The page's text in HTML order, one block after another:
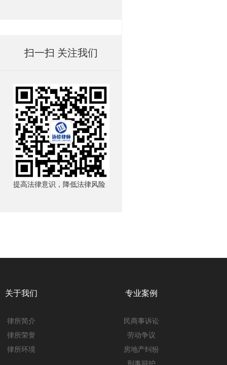
扫一扫 关注我们
提高法律意识，降低法律风险
关于我们
律所简介
律所荣誉
律所环境
专业案例
民商事诉讼
劳动争议
房地产纠纷